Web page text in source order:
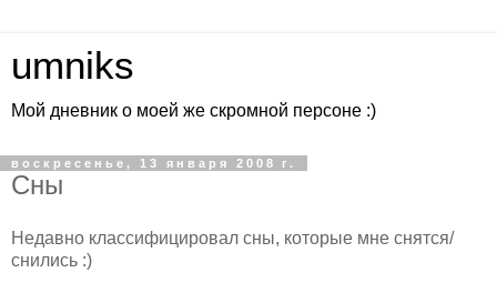
umniks
Мой дневник о моей же скромной персоне :)
воскресенье, 13 января 2008 г.
Сны
Недавно классифицировал сны, которые мне снятся/
снились :)